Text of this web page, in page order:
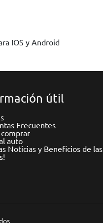
IOS y Android
útil
Frecuentes
auto
Noticias y Beneficios de las